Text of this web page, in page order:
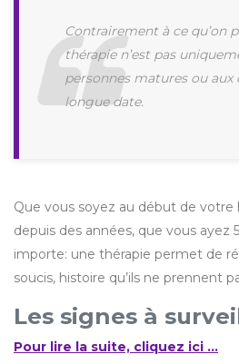
Contrairement à ce qu’on
thérapie n’est pas
personnes matures ou aux
longue date.
Que vous soyez au début de
depuis des années, que vous ayez
importe: une thérapie permet de
soucis, histoire qu’ils ne prennent
Les signes à
Pour lire la suite, cliquez ici ...